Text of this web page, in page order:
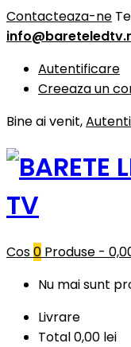
Contacteaza-ne
Autentificare
Creeaza un
Bine ai venit,
TV
Cos0 Produse -
Nu mai sunt
Livrare
Total0,00 lei